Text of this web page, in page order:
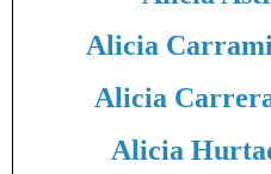
Alicia
Alicia
Alicia